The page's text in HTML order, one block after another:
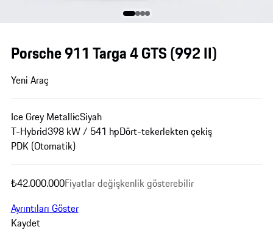
Porsche 911 Targa 4 GTS(992 II)
Yeni Araç
Ice Grey MetallicSiyah
T-Hybrid398 kW / 541 hpDört-tekerlekten çekiş
PDK (Otomatik)
₺42.000.000Fiyatlar değişkenlik gösterebilir
Ayrıntıları Göster
Kaydet